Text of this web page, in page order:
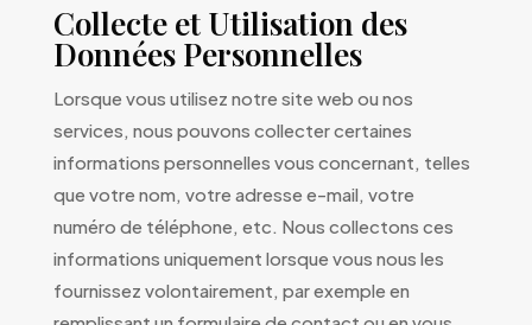
Collecte et Utilisation des
Données Personnelles
Lorsque vous utilisez notre site web ou nos
services, nous pouvons collecter certaines
informations personnelles vous concernant, telles
que votre nom, votre adresse e-mail, votre
numéro de téléphone, etc. Nous collectons ces
informations uniquement lorsque vous nous les
fournissez volontairement, par exemple en